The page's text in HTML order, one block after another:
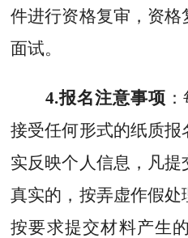
件进行资格复审，资
面试。
4.报名注意事项
接受任何形式的纸质
实反映个人信息，凡
真实的，按弄虚作假
按要求提交材料产生